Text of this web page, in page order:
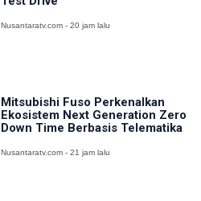
Nusantaratv.com - 20 jam lalu
Mitsubishi Fuso Perkenalkan
Ekosistem Next Generation Zero
Down Time Berbasis Telematika
Nusantaratv.com - 21 jam lalu